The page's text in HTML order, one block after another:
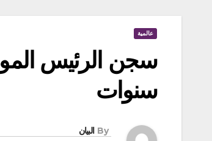
عالمية
سنوات
By البيان